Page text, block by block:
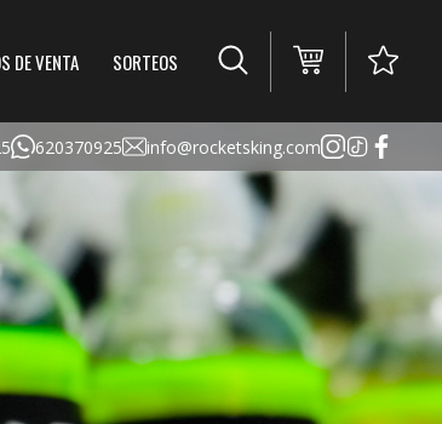
DE VENTA SORTEOS
620370925 info@rocketsking.com